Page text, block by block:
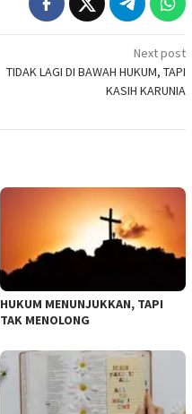
Next post
TIDAK LAGI DI BAWAH HUKUM, TAPI
KASIH KARUNIA
HUKUM MENUNJUKKAN, TAPI
TAK MENOLONG